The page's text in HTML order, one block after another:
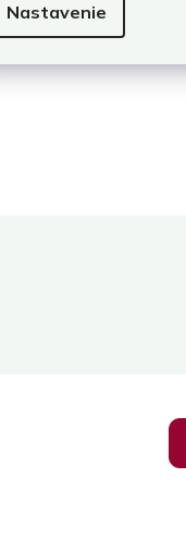
Nastavenie